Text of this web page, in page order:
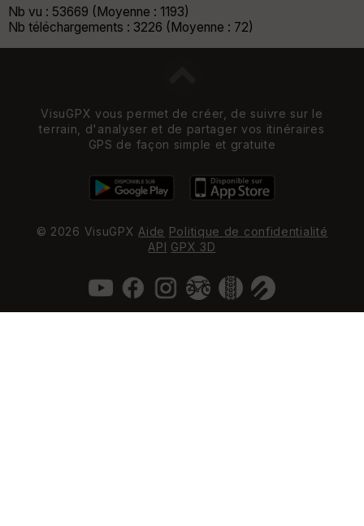
Nb vu : 53669 (Moyenne : 1193)
Nb téléchargements : 3226 (Moyenne : 72)
VisuGPX vous permet de créer, de suivre sur le
terrain, d'analyser et de partager vos itinéraires
GPS de façon simple et gratuite
© 2026 VisuGPX Aide Politique de confidentialité
API GPX 3D